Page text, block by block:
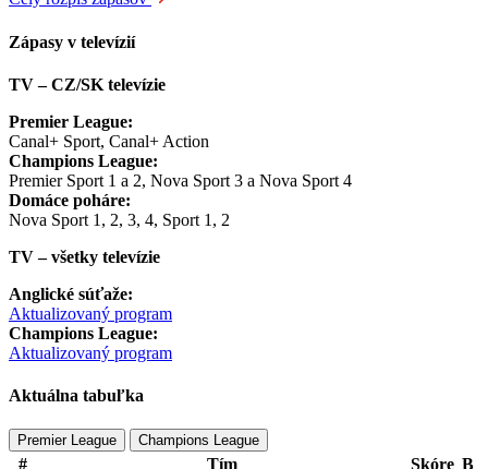
Zápasy v televízií
TV – CZ/SK televízie
Premier League:
Canal+ Sport, Canal+ Action
Champions League:
Premier Sport 1 a 2, Nova Sport 3 a Nova Sport 4
Domáce poháre:
Nova Sport 1, 2, 3, 4, Sport 1, 2
TV – všetky televízie
Anglické súťaže:
Aktualizovaný program
Champions League:
Aktualizovaný program
Aktuálna tabuľka
Premier League Champions League
# Tím Skóre B